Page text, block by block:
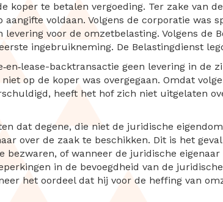
koper te betalen vergoeding. Ter zake van
voldaan. Volgens de corporatie was
levering voor de omzetbelasting. Volgens de
ingebruikneming. De Belastingdienst
backtransactie geen levering in
op de koper was overgegaan. Omdat
heeft het hof zich niet uitgelaten
dat degene, die niet de juridische
over de zaak te beschikken. Dit is het
bezwaren, of wanneer de juridische
in de bevoegdheid van de
het oordeel dat hij voor de heffing van